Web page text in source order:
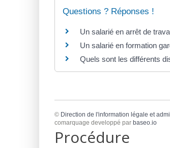
Questions ? Réponses !
Un salarié en arrêt de
Un salarié en formation
Quels sont les différents
© Direction de l'information légale et
comarquage developpé par baseo.io
Procédure